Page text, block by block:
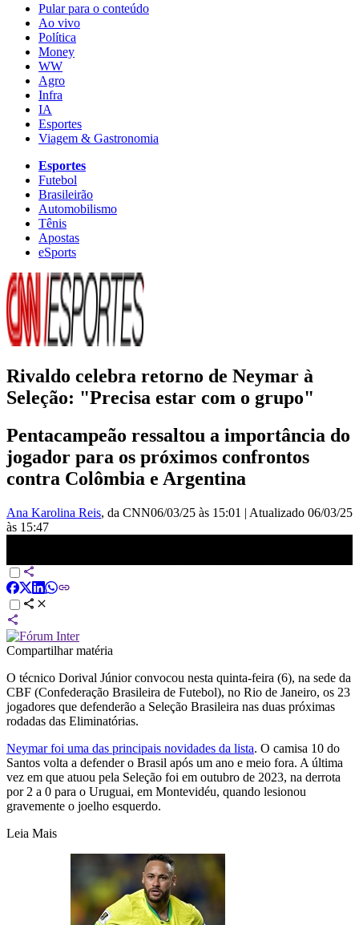
Pular para o conteúdo
Ao vivo
Política
Money
WW
Agro
Infra
IA
Esportes
Viagem & Gastronomia
Esportes
Futebol
Brasileirão
Automobilismo
Tênis
Apostas
eSports
Rivaldo celebra retorno de Neymar à
Seleção: "Precisa estar com o grupo"
Pentacampeão ressaltou a importância do
jogador para os próximos confrontos
contra Colômbia e Argentina
Ana Karolina Reis, da CNN06/03/25 às 15:01 | Atualizado 06/03/25
às 15:47
Compartilhar matéria
O técnico Dorival Júnior convocou nesta quinta-feira (6), na sede da
CBF (Confederação Brasileira de Futebol), no Rio de Janeiro, os 23
jogadores que defenderão a Seleção Brasileira nas duas próximas
rodadas das Eliminatórias.
Neymar foi uma das principais novidades da lista. O camisa 10 do
Santos volta a defender o Brasil após um ano e meio fora. A última
vez em que atuou pela Seleção foi em outubro de 2023, na derrota
por 2 a 0 para o Uruguai, em Montevidéu, quando lesionou
gravemente o joelho esquerdo.
Leia Mais